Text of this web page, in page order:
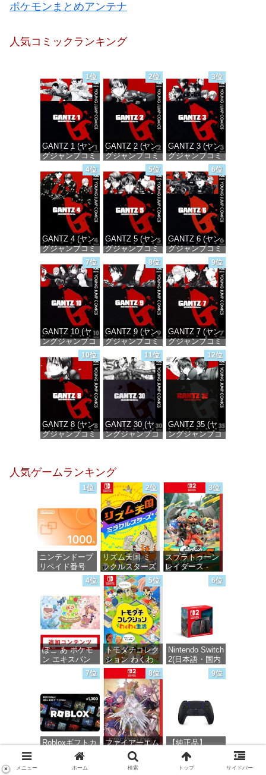
ポケモンまとめアンテナ
人気コミックランキング
1位
GANTZ 1 (ヤン
グジャンプコミ
ックスDIGITAL)
価格：¥100
2位
GANTZ 2 (ヤン
グジャンプコミ
ックスDIGITAL)
価格：¥100
3位
GANTZ 3 (ヤン
グジャンプコミ
ックスDIGITAL)
価格：¥100
4位
GANTZ 4 (ヤン
グジャンプコミ
ックスDIGITAL)
価格：¥100
5位
GANTZ 5 (ヤン
グジャンプコミ
ックスDIGITAL)
価格：¥100
6位
GANTZ 6 (ヤン
グジャンプコミ
ックスDIGITAL)
価格：¥100
7位
GANTZ 10 (ヤ
ングジャンプコ
DIGITAL)
価格：¥100
8位
GANTZ 9 (ヤン
グジャンプコミ
ックスDIGITAL)
価格：¥100
9位
GANTZ 7 (ヤン
グジャンプコミ
ックスDIGITAL)
価格：¥100
10位
GANTZ 8 (ヤン
グジャンプコミ
11位
GANTZ 30 (ヤ
ングジャンプコ
12位
GANTZ 35 (ヤ
ングジャンプコ
人気ゲームランキング
1位
ニンテンドープ
リペイド番号
1000円|オンラ
インコード版
価格：¥1,000
2位
リズム天国 ミ
ラクルスターズ
-Switch
価格：¥5,645
3位
スプラトゥーン
レイダース -
4位
ぽこ あ ポケモ
ン エキスパン
ションパス|オン
ラインコード版
価格：¥4,400
5位
トモダチコレク
ション わくわ
く生活 -Switch
価格：¥6,145
6位
Nintendo Switch
2(日本語・国内
7位
Robloxギフトカ
ード - 800
Robux 【限定バ
ーチャルアイテ
8位
ファイアーエム
ブレム 万紫千
紅 -Switch2
9位
【純正品】
DualSense ワイ
ヤレスコントロ
ーラー ミッド
10位
メニュー ホーム 検索 トップ サイドバー
×